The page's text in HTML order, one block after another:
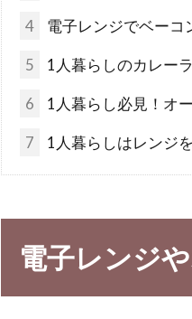
4 電子レンジでベーコ
5 1人暮らしのカレー
6 1人暮らし必見！オ
7 1人暮らしはレンジ
電子レンジ